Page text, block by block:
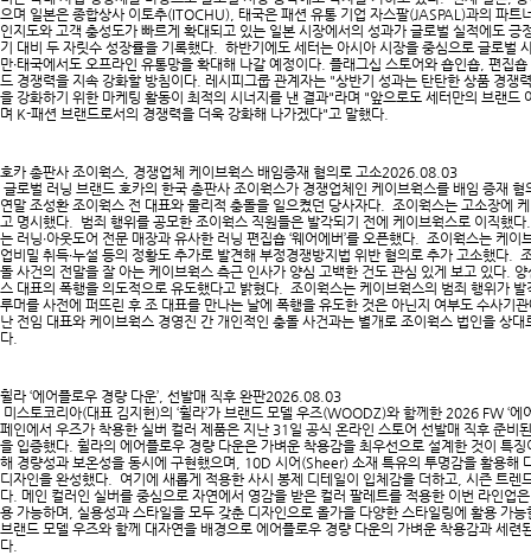
으며 일본은 종합상사 이토추(ITOCHU), 태국은 패션 유통 기업 자스팔(JASPAL)과의 파
인지도와 고객 충성도가 빠르게 확대되고 있는 일본 시장에서의 성과가 글로벌 실적에도
기 대비 두 자릿수 성장률을 기록했다. 하반기에도 세터는 아시아 시장을 중심으로 글로벌
만∙태국에서도 오프라인 유통망을 확대해 나갈 예정이다. 플래그십 스토어와 숍인숍, 편집
드 경쟁력을 지속 강화할 방침이다. 레시피그룹 관계자는 "상반기 성과는 탄탄한 상품 경쟁
을 강화하기 위한 마케팅 활동이 최적의 시너지를 낸 결과"라며 "앞으로도 세터만의 브랜드
며 K-패션 브랜드로서의 경쟁력을 더욱 강화해 나가겠다"고 말했다.
호카 총판사 조이웍스, 경쟁업체 케이브웍스 배임증재 혐의로 고소2026.08.03
글로벌 러닝 브랜드 호카의 한국 총판사 조이웍스가 경쟁업체인 케이브웍스를 배임 증재
연말 조성환 조이웍스 전 대표와 물리적 충돌을 일으켰던 당사자다. 조이웍스는 고소장에
고 명시했다. 범죄 행위를 공모한 조이웍스 직원들은 발각되기 전에 케이브웍스로 이직했
는 러닝∙아웃도어 전문 매장과 유사한 러닝 편집숍 ‘웨어에버’를 오픈했다. 조이웍스는 케
업비밀 취득∙누설 등의 정황도 추가로 발견해 부정경쟁방지법 위반 혐의로 추가 고소했다.
돌 사건의 전말을 잘 아는 케이브웍스 측근 인사가 양심 고백한 건도 관심 있게 보고 있다.
스 대표의 폭행을 의도적으로 유도했다고 밝혔다. 조이웍스는 케이브웍스의 범죄 행위가
루머를 사전에 퍼뜨린 후 조 대표를 만나는 날에 폭행을 유도한 것은 아닌지 여부도 수사기
난 전임 대표와 케이브웍스 경영진 간 개인적인 충돌 사건과는 별개로 조이웍스 법인을 상
다.​
휠라 ‘에어플로우 경량 다운’, 선발매 직후 완판2026.08.03
미스토코리아(대표 김지헌)의 ‘휠라’가 브랜드 모델 우즈(WOODZ)와 함께한 2026 FW ‘
페인에서 우즈가 착용한 실버 컬러 제품은 지난 31일 공식 온라인 스토어 선발매 직후 준비
을 입증했다. 휠라의 에어플로우 경량 다운은 가벼운 착용감을 최우선으로 설계한 것이 특
해 경량성과 보온성을 동시에 구현했으며, 10D 시어(Sheer) 소재 특유의 투명감을 활용해
디자인을 완성했다. 여기에 새롭게 적용한 사시 봉제 디테일이 입체감을 더하고, 시즌 트렌
다. 메인 컬러인 실버를 중심으로 자연에서 영감을 받은 컬러 팔레트를 적용한 이번 라인업
용 가능하며, 실용성과 스타일을 모두 갖춘 디자인으로 올가을 다양한 스타일링에 활용 가
브랜드 모델 우즈와 함께 대자연을 배경으로 에어플로우 경량 다운의 가벼운 착용감과 세
다.​